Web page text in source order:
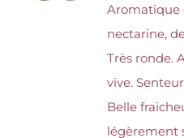
Aromatique
nectarine,
Très ronde.
vive.
Belle
légèrement